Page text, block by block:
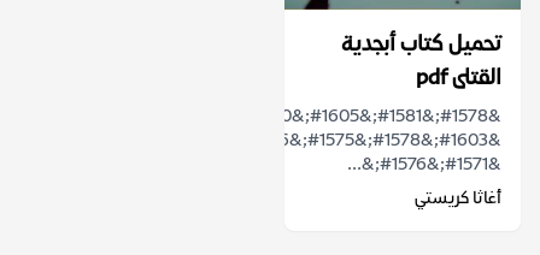
تحميل كتاب أبجدية
القتلى pdf
&#1571;&#1576;&...
أغاثا كريستي